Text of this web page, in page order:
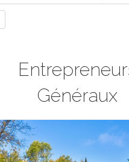
Généraux